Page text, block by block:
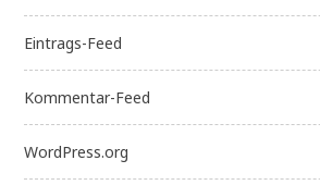
Eintrags-Feed
Kommentar-Feed
WordPress.org